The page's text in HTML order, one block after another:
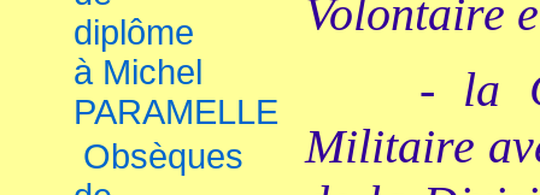
diplôme
à Michel
PARAMELLE
Obsèques
Volontaire
- la
Militaire